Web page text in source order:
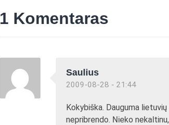
1 Komentaras
Saulius
2009-08-28 - 21:44
Kokybiška. Dauguma
nepribrendo. Nieko